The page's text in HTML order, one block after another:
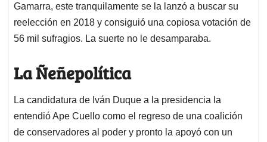
Gamarra, este tranquilamente se la lanzó a buscar su
reelección en 2018 y consiguió una copiosa votación de
56 mil sufragios. La suerte no le desamparaba.
La Ñeñepolítica
La candidatura de Iván Duque a la presidencia la
entendió Ape Cuello como el regreso de una coalición
de conservadores al poder y pronto la apoyó con un